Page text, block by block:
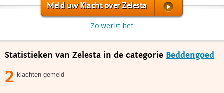
Meld uw Klacht over Zelesta
Zo werkt het
Statistieken van Zelesta in de categorie Beddengoed
2 klachten gemeld